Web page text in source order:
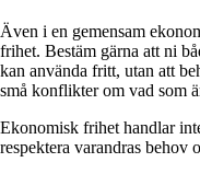
Även i en gemensam
frihet. Bestäm gärna att ni
kan använda fritt, utan att
små konflikter om vad som
Ekonomisk frihet handlar
respektera varandras behov